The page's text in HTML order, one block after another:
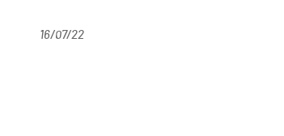
16/07/22